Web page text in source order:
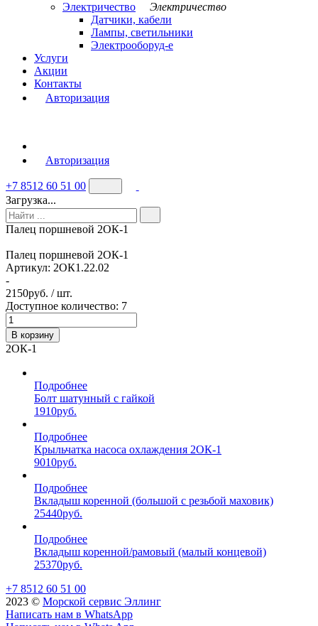
Электричество
Электричество
Датчики, кабели
Лампы, светильники
Электрооборуд-е
Услуги
Акции
Контакты
Авторизация
Авторизация
+7 8512 60 51 00
Загрузка...
Палец поршневой 2ОК-1
Палец поршневой 2ОК-1
Артикул: 2ОК1.22.02
-
2150руб. / шт.
Доступное количество: 7
В корзину
2ОК-1
Подробнее
Болт шатунный с гайкой
1910руб.
Подробнее
Крыльчатка насоса охлаждения 2ОК-1
9010руб.
Подробнее
Вкладыш коренной (большой с резьбой маховик)
25440руб.
Подробнее
Вкладыш коренной/рамовый (малый концевой)
25370руб.
+7 8512 60 51 00
2023 ©️ Морской сервис Эллинг
Написать нам в WhatsApp